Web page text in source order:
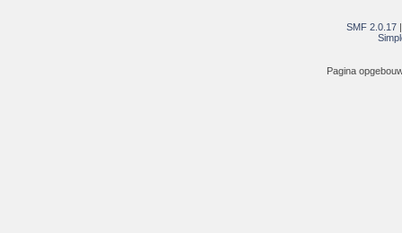
SMF 2.0.17
Pagina